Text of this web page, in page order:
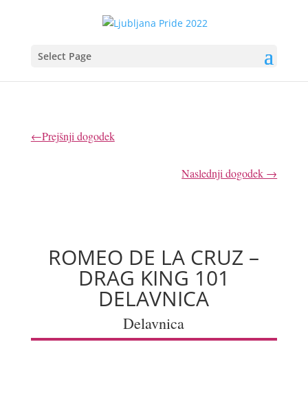
Select Page
←Prejšnji dogodek
Naslednji dogodek →
ROMEO DE LA CRUZ –
DRAG KING 101
DELAVNICA
Delavnica